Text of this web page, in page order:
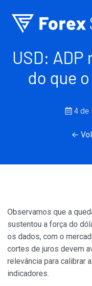
USD:
do que
4 de
←
Observamos que a
sustentou a força do
os dados, com o
cortes de juros devem
relevância para calibrar
indicadores.